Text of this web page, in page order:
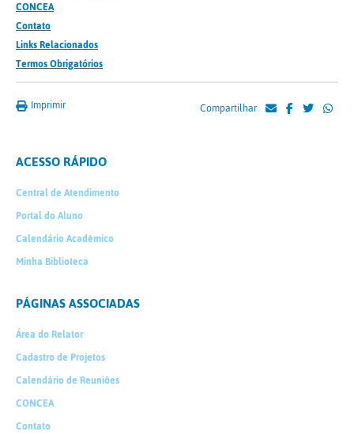
CONCEA
Contato
Links Relacionados
Termos Obrigatórios
Imprimir Compartilhar
ACESSO RÁPIDO
Central de Atendimento
Portal do Aluno
Calendário Acadêmico
Minha Biblioteca
PÁGINAS ASSOCIADAS
Área do Relator
Cadastro de Projetos
Calendário de Reuniões
CONCEA
Contato